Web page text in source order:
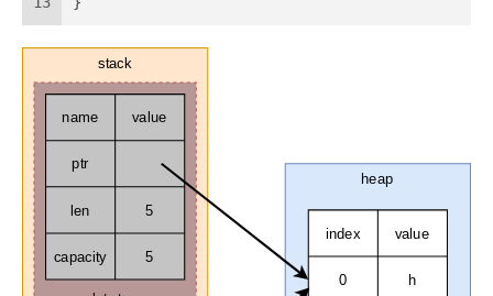
stack
heap
index value
0 h
name value
ptr
len 5
capacity 5